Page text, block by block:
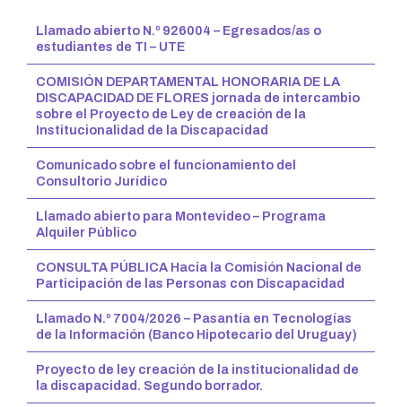
Llamado abierto N.º 926004 – Egresados/as o
estudiantes de TI – UTE
COMISIÓN DEPARTAMENTAL HONORARIA DE LA
DISCAPACIDAD DE FLORES jornada de intercambio
sobre el Proyecto de Ley de creación de la
Institucionalidad de la Discapacidad
Comunicado sobre el funcionamiento del
Consultorio Jurídico
Llamado abierto para Montevideo – Programa
Alquiler Público
CONSULTA PÚBLICA Hacia la Comisión Nacional de
Participación de las Personas con Discapacidad
Llamado N.º 7004/2026 – Pasantía en Tecnologías
de la Información (Banco Hipotecario del Uruguay)
Proyecto de ley creación de la institucionalidad de
la discapacidad. Segundo borrador.